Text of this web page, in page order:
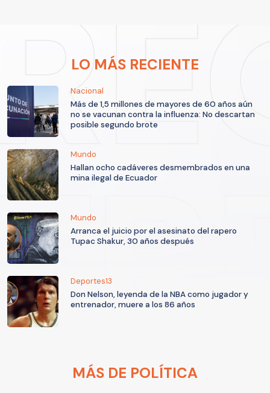
LO MÁS RECIENTE
Nacional
Más de 1,5 millones de mayores de 60 años aún
no se vacunan contra la influenza: No descartan
posible segundo brote
Mundo
Hallan ocho cadáveres desmembrados en una
mina ilegal de Ecuador
Mundo
Arranca el juicio por el asesinato del rapero
Tupac Shakur, 30 años después
Deportes13
Don Nelson, leyenda de la NBA como jugador y
entrenador, muere a los 86 años
MÁS DE POLÍTICA